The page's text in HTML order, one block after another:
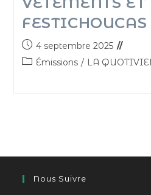
FESTICHOUCAS
4 septembre 2025
Émissions / LA
Nous Suivre